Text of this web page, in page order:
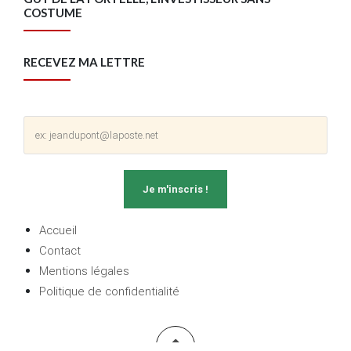
COSTUME
RECEVEZ MA LETTRE
Accueil
Contact
Mentions légales
Politique de confidentialité